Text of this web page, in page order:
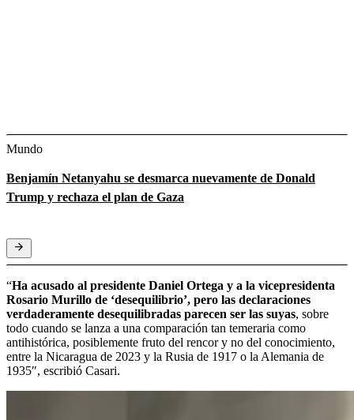
Mundo
Benjamín Netanyahu se desmarca nuevamente de Donald
Trump y rechaza el plan de Gaza
“Ha acusado al presidente Daniel Ortega y a la vicepresidenta
Rosario Murillo de ‘desequilibrio’, pero las declaraciones
verdaderamente desequilibradas parecen ser las suyas, sobre
todo cuando se lanza a una comparación tan temeraria como
antihistórica, posiblemente fruto del rencor y no del conocimiento,
entre la Nicaragua de 2023 y la Rusia de 1917 o la Alemania de
1935″, escribió Casari.